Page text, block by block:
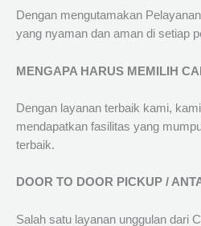
Dengan mengutamakan
yang nyaman dan aman di setiap
MENGAPA HARUS MEMILIH
Dengan layanan terbaik kami,
mendapatkan fasilitas yang
terbaik.
DOOR TO DOOR PICKUP /
Salah satu layanan unggulan dari